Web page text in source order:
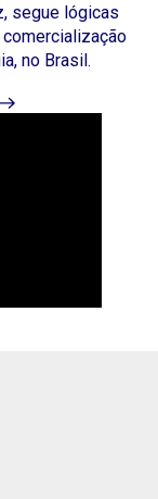
segue lógicas
no Brasil.